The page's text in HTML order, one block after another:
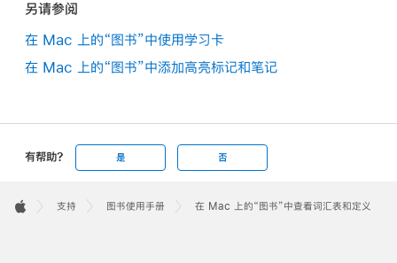
另请参阅
在 Mac 上的“图书”中使用学习卡
在 Mac 上的“图书”中添加高亮标记和笔记
有帮助? 是 否
Footer

支持 图书使用手册 在 Mac 上的“图书”中查看词汇表和定义